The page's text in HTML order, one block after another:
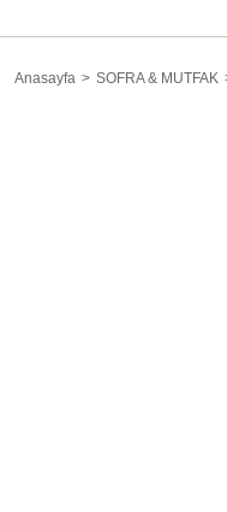
Anasayfa SOFRA & MUTFAK